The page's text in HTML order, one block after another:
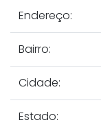
Endereço:
Bairro:
Cidade:
Estado: